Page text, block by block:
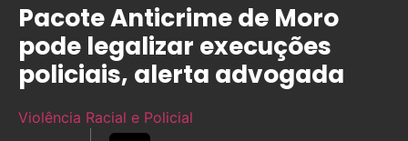
Pacote Anticrime de Moro
pode legalizar execuções
policiais, alerta advogada
Violência Racial e Policial